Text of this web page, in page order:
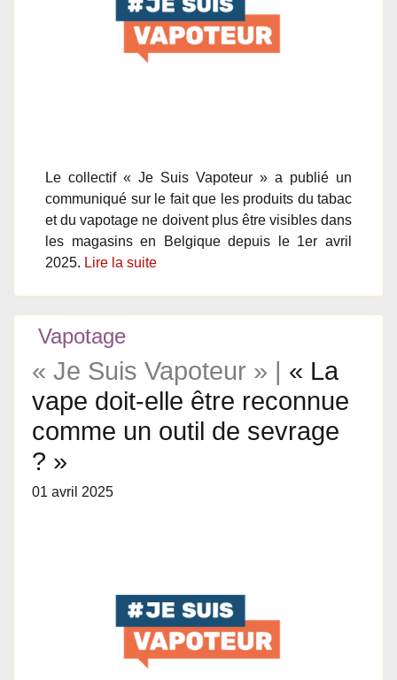
Le collectif « Je Suis Vapoteur » a publié un
communiqué sur le fait que les produits du tabac
et du vapotage ne doivent plus être visibles dans
les magasins en Belgique depuis le 1er avril
2025. Lire la suite
Vapotage
« Je Suis Vapoteur » | « La
vape doit-elle être reconnue
comme un outil de sevrage
? »
01 avril 2025